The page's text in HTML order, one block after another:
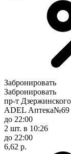
Забронировать
Забронировать
пр-т
ADEL Аптека№69
до 22:00
2 шт. в 10:26
до 22:00
6,62 р.